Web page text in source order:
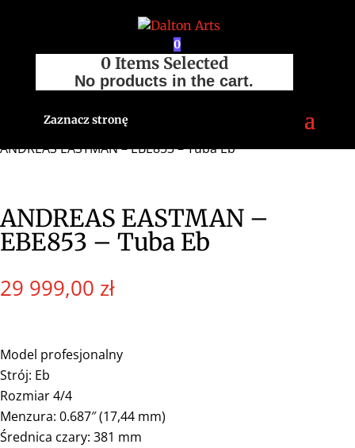
0
0 Items Selected
No products in the cart.
Zaznacz stronę
Strona główna/Sklep
/
ANDREAS EASTMAN – EBE853 – Tuba Eb
ANDREAS EASTMAN –
EBE853 – Tuba Eb
29 999,00 zł
Model profesjonalny
Strój: Eb
Rozmiar 4/4
Menzura: 0.687″ (17,44 mm)
Średnica czary: 381 mm